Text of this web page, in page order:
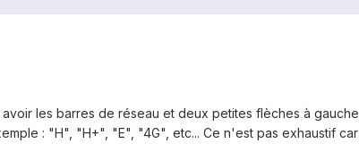
les barres de réseau et deux petites flèches à
: "H", "H+", "E", "4G", etc... Ce n'est pas exhaustif